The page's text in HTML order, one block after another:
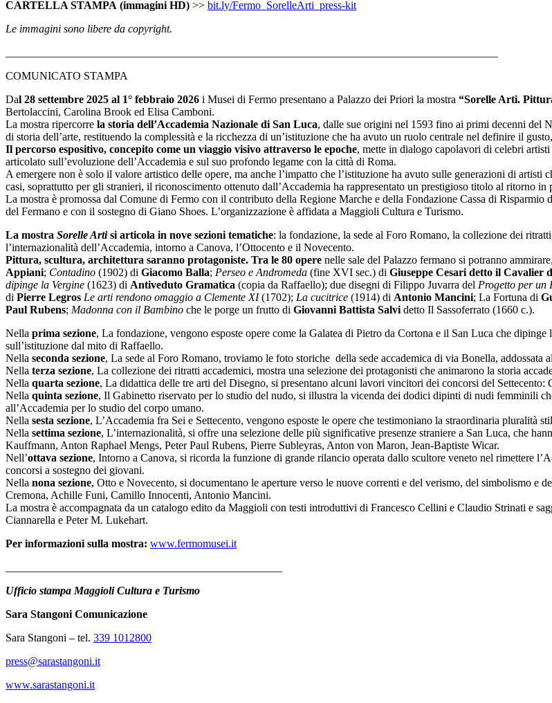
CARTELLA STAMPA (immagini HD) >> bit.ly/Fermo_SorelleArti_press-kit
Le immagini sono libere da copyright.
COMUNICATO STAMPA
Dal 28 settembre 2025 al 1° febbraio 2026 i Musei di Fermo presentano a Palazzo dei Priori la mostra “Sorelle Arti.
Bertolaccini, Carolina Brook ed Elisa Camboni.
La mostra ripercorre la storia dell’Accademia Nazionale di San Luca, dalle sue origini nel 1593 fino ai primi decenni del
di storia dell’arte, restituendo la complessità e la ricchezza di un’istituzione che ha avuto un ruolo centrale nel definire il
Il percorso espositivo, concepito come un viaggio visivo attraverso le epoche, mette in dialogo capolavori di celebri
articolato sull’evoluzione dell’Accademia e sul suo profondo legame con la città di Roma.
A emergere non è solo il valore artistico delle opere, ma anche l’impatto che l’istituzione ha avuto sulle generazioni di
casi, soprattutto per gli stranieri, il riconoscimento ottenuto dall’Accademia ha rappresentato un prestigioso titolo al ritorno
La mostra è promossa dal Comune di Fermo con il contributo della Regione Marche e della Fondazione Cassa di
del Fermano e con il sostegno di Giano Shoes. L’organizzazione è affidata a Maggioli Cultura e Turismo.
La mostra Sorelle Artisi articola in nove sezioni tematiche: la fondazione, la sede al Foro Romano, la collezione dei
l’internazionalità dell’Accademia, intorno a Canova, l’Ottocento e il Novecento.
Pittura, scultura, architettura saranno protagoniste. Tra le 80 opere nelle sale del Palazzo fermano si potranno
Appiani; Contadino (1902) di Giacomo Balla; Perseo e Andromeda (fine XVI sec.) di Giuseppe Cesari detto il Cavalier
dipinge la Vergine (1623) di Antiveduto Gramatica (copia da Raffaello); due disegni di Filippo Juvarra del Progetto per un
di Pierre Legros Le arti rendono omaggio a Clemente XI(1702); La cucitrice (1914) di Antonio Mancini; La Fortuna di
Paul Rubens; Madonna con il Bambino che le porge un frutto di Giovanni Battista Salvi detto Il Sassoferrato (1660 c.).
Nella prima sezione, La fondazione, vengono esposte opere come la Galatea di Pietro da Cortona e il San Luca che
sull’istituzione dal mito di Raffaello.
Nella seconda sezione, La sede al Foro Romano, troviamo le foto storiche della sede accademica di via Bonella, addossata
Nella terza sezione, La collezione dei ritratti accademici, mostra una selezione dei protagonisti che animarono la storia
Nella quarta sezione, La didattica delle tre arti del Disegno, si presentano alcuni lavori vincitori dei concorsi del
Nella quinta sezione, Il Gabinetto riservato per lo studio del nudo, si illustra la vicenda dei dodici dipinti di nudi femminili
all’Accademia per lo studio del corpo umano.
Nella sesta sezione, L’Accademia fra Sei e Settecento, vengono esposte le opere che testimoniano la straordinaria pluralità
Nella settima sezione, L’internazionalità, si offre una selezione delle più significative presenze straniere a San Luca, che
Kauffmann, Anton Raphael Mengs, Peter Paul Rubens, Pierre Subleyras, Anton von Maron, Jean-Baptiste Wicar.
Nell’ottava sezione, Intorno a Canova, si ricorda la funzione di grande rilancio operata dallo scultore veneto nel rimettere
concorsi a sostegno dei giovani.
Nella nona sezione, Otto e Novecento, si documentano le aperture verso le nuove correnti e del verismo, del simbolismo
Cremona, Achille Funi, Camillo Innocenti, Antonio Mancini.
La mostra è accompagnata da un catalogo edito da Maggioli con testi introduttivi di Francesco Cellini e Claudio Strinati e
Ciannarella e Peter M. Lukehart.
Per informazioni sulla mostra: www.fermomusei.it
Ufficio stampa Maggioli Cultura e Turismo
Sara Stangoni Comunicazione
Sara Stangoni – tel. 339 1012800
press@sarastangoni.it
www.sarastangoni.it